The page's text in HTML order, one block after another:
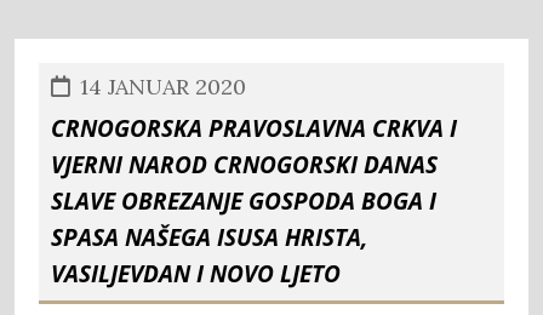
14 JANUAR 2020
CRNOGORSKA PRAVOSLAVNA CRKVA I
VJERNI NAROD CRNOGORSKI DANAS
SLAVE OBREZANJE GOSPODA BOGA I
SPASA NAŠEGA ISUSA HRISTA,
VASILJEVDAN I NOVO LJETO